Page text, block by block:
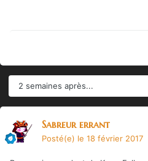
2 semaines après...
Sabreur errant
Posté(e) le 18 février 2017